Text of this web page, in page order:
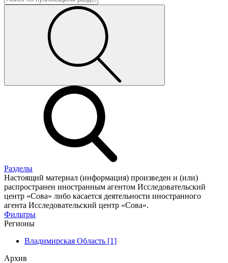
Разделы
Настоящий материал (информация) произведен и (или)
распространен иностранным агентом Исследовательский
центр «Сова» либо касается деятельности иностранного
агента Исследовательский центр «Сова».
Фильтры
Регионы
Владимирская Область [1]
Архив